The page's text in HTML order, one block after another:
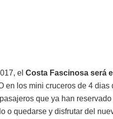
el Costa Fascinosa será
en los mini cruceros de 4
que ya han
o quedarse y disfrutar del